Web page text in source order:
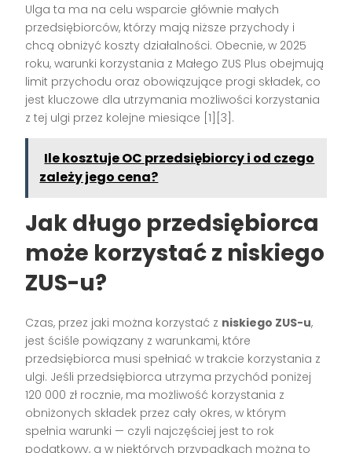
Ulga ta ma na celu wsparcie głównie małych
przedsiębiorców, którzy mają niższe przychody i
chcą obniżyć koszty działalności. Obecnie, w 2025
roku, warunki korzystania z Małego ZUS Plus obejmują
limit przychodu oraz obowiązujące progi składek, co
jest kluczowe dla utrzymania możliwości korzystania
z tej ulgi przez kolejne miesiące [1][3].
Ile kosztuje OC przedsiębiorcy i od czego
zależy jego cena?
Jak długo przedsiębiorca
może korzystać z niskiego
ZUS-u?
Czas, przez jaki można korzystać z niskiego ZUS-u,
jest ściśle powiązany z warunkami, które
przedsiębiorca musi spełniać w trakcie korzystania z
ulgi. Jeśli przedsiębiorca utrzyma przychód poniżej
120 000 zł rocznie, ma możliwość korzystania z
obniżonych składek przez cały okres, w którym
spełnia warunki — czyli najczęściej jest to rok
podatkowy, a w niektórych przypadkach można to